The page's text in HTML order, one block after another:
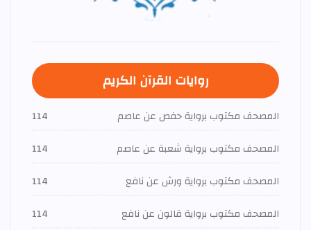
روايات القرآن الكريم
المصحف مكتوب برواية حفص عن عاصم
114
المصحف مكتوب برواية شعبة عن عاصم
114
المصحف مكتوب برواية ورش عن نافع
114
المصحف مكتوب برواية قالون عن نافع
114